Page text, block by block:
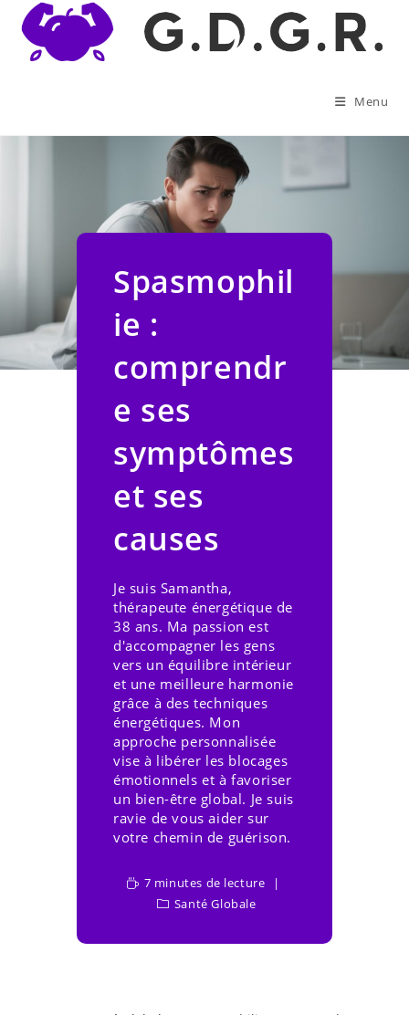
content
Menu
Spasmophil
ie :
comprendr
e ses
symptômes
et ses
causes
Je suis Samantha,
thérapeute énergétique de
38 ans. Ma passion est
d'accompagner les gens
vers un équilibre intérieur
et une meilleure harmonie
grâce à des techniques
énergétiques. Mon
approche personnalisée
vise à libérer les blocages
émotionnels et à favoriser
un bien-être global. Je suis
ravie de vous aider sur
votre chemin de guérison.
7 minutes de lecture
Santé Globale